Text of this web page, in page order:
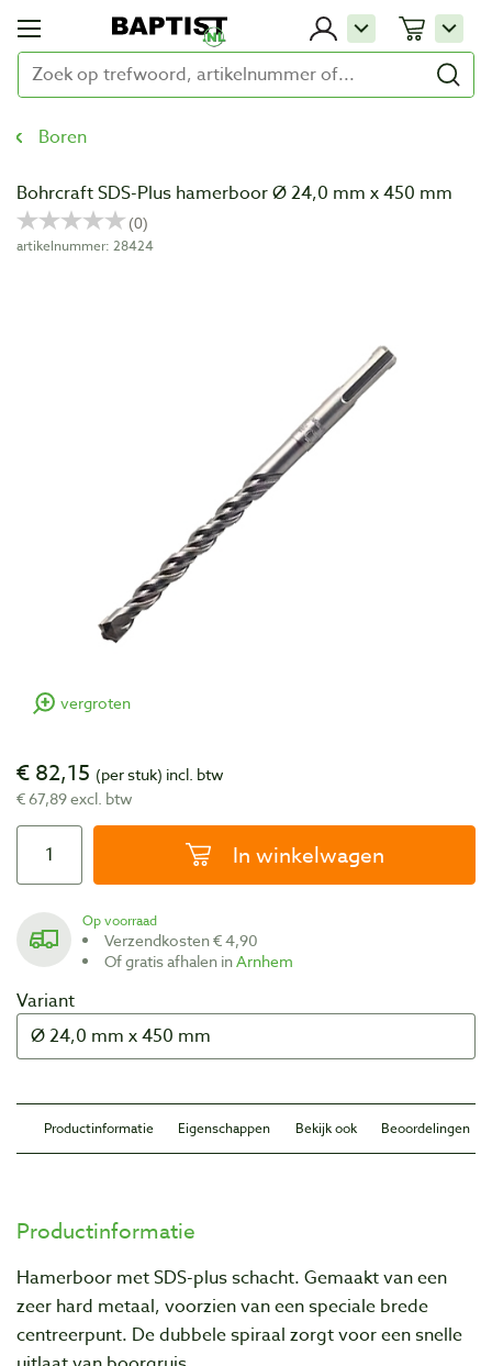
Boren
Bohrcraft SDS-Plus hamerboor Ø 24,0 mm x 450 mm
artikelnummer: 28424
vergroten
€ 82,15 (per stuk) incl. btw
€ 67,89 excl. btw
In winkelwagen
Op voorraad
Verzendkosten € 4,90
Of gratis afhalen inArnhem
Variant
Productinformatie Eigenschappen Bekijk ook Beoordelingen
Productinformatie
Hamerboor met SDS-plus schacht. Gemaakt van een
zeer hard metaal, voorzien van een speciale brede
centreerpunt. De dubbele spiraal zorgt voor een snelle